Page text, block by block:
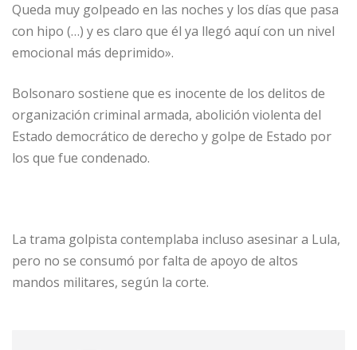
Queda muy golpeado en las noches y los días que pasa
con hipo (…) y es claro que él ya llegó aquí con un nivel
emocional más deprimido».
Bolsonaro sostiene que es inocente de los delitos de
organización criminal armada, abolición violenta del
Estado democrático de derecho y golpe de Estado por
los que fue condenado.
La trama golpista contemplaba incluso asesinar a Lula,
pero no se consumó por falta de apoyo de altos
mandos militares, según la corte.